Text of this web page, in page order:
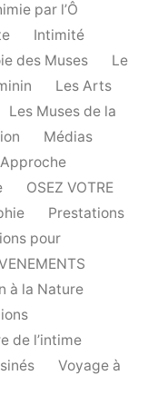
par l’Ô
Intimité
des Muses
Le
Les Arts
Les Muses de la
Médias
OSEZ VOTRE
Prestations
pour
à la Nature
de l’intime
Voyage à